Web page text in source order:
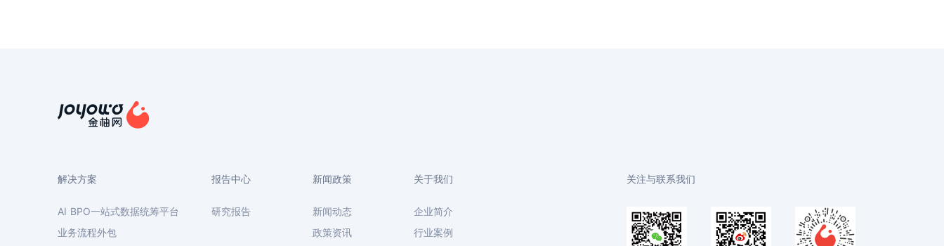
解决方案
AI BPO一站式数据统筹平台
业务流程外包
报告中心
研究报告
新闻政策
新闻动态
政策资讯
关于我们
企业简介
行业案例
关注与联系我们